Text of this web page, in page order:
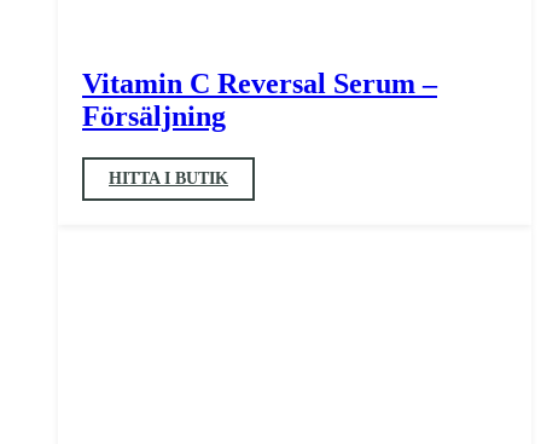
Vitamin C Reversal Serum –
Försäljning
HITTA I BUTIK